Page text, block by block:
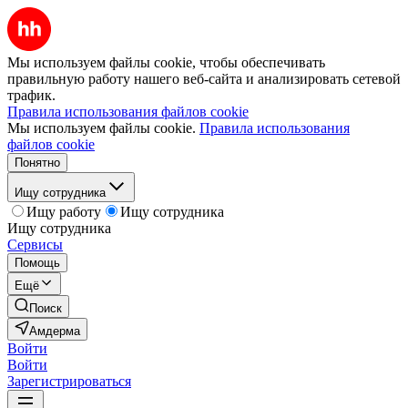
Мы используем файлы cookie, чтобы обеспечивать
правильную работу нашего веб-сайта и анализировать сетевой
трафик.
Правила использования файлов cookie
Мы используем файлы cookie. Правила использования
файлов cookie
Понятно
Ищу сотрудника
Ищу работу
Ищу сотрудника
Ищу сотрудника
Сервисы
Помощь
Ещё
Поиск
Амдерма
Войти
Войти
Зарегистрироваться